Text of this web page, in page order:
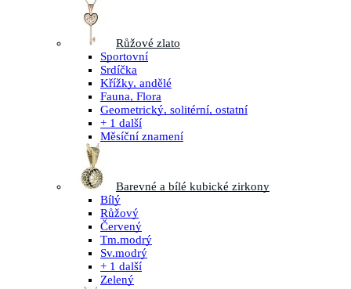
Růžové zlato
Sportovní
Srdíčka
Křížky, andělé
Fauna, Flora
Geometrický, solitérní, ostatní
+ 1 další
Měsíční znamení
Barevné a bílé kubické zirkony
Bílý
Růžový
Červený
Tm.modrý
Sv.modrý
+ 1 další
Zelený